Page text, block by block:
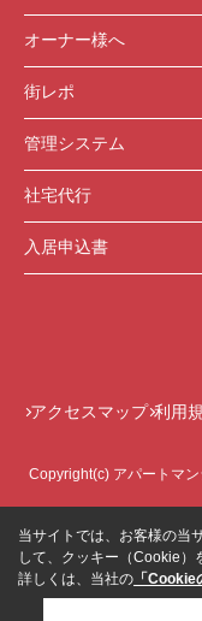
オーナー様へ
街レポ
管理システム
社宅代行
入居申込書
アクセスマップ 利用
Copyright(c) アパートマ
当サイトでは、お客様の当
して、クッキー（Cookie）
詳しくは、当社の 「Cookie